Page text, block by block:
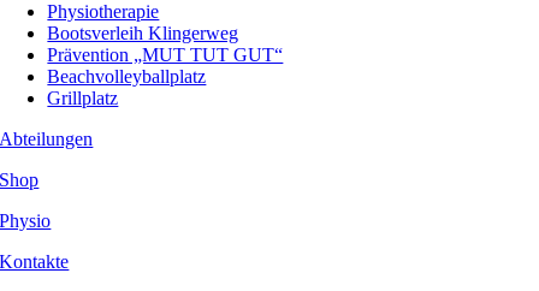
Physiotherapie
Bootsverleih Klingerweg
Prävention „MUT TUT GUT“
Beachvolleyballplatz
Grillplatz
Abteilungen
Shop
Physio
Kontakte